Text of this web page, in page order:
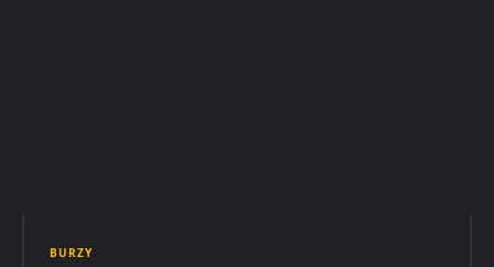
BURZY